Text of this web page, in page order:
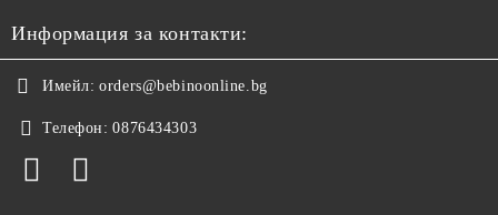
Информация за контакти:
Имейл: orders@bebinoonline.bg
Телефон: 0876434303